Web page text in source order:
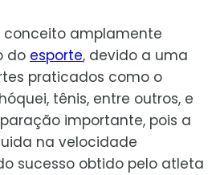
conceito amplamente
do esporte, devido a uma
praticados como o
tênis, entre outros, e
importante, pois a
na velocidade
sucesso obtido pelo atleta